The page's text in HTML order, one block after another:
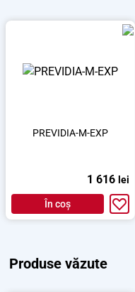
PREVIDIA-M-EXP
1 616 lei
În coș
Produse văzute